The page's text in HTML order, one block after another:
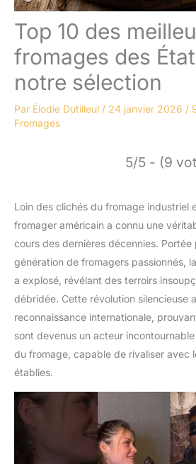
Top 10 des
fromages des
notre sélection
Par Élodie Dutilleul / 24 janvier 2026 /
Fromages
5/5 - (9
Loin des clichés du fromage industriel
fromager américain a connu une
cours des dernières décennies. Portée
génération de fromagers passionnés,
a explosé, révélant des terroirs
débridée. Cette révolution silencieuse
reconnaissance internationale,
sont devenus un acteur
du fromage, capable de rivaliser avec
établies.